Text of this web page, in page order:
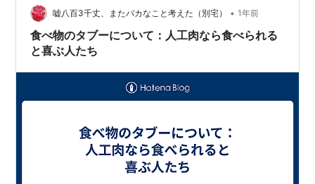
Lemper（レンパー） 私、こういうもちもちおにぎり系
が大好き😋中に詰まってい…
嘘八百3千丈、またバカなこと考えた（別宅） • 1年前
食べ物のタブーについて：人工肉なら食べられる
と喜ぶ人たち